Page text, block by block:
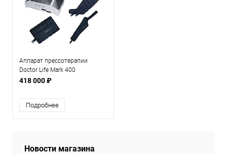
Аппарат прессотерапии
Doctor Life Mark 400
раздельная комплектация
418 000 ₽
Подробнее
Новости магазина